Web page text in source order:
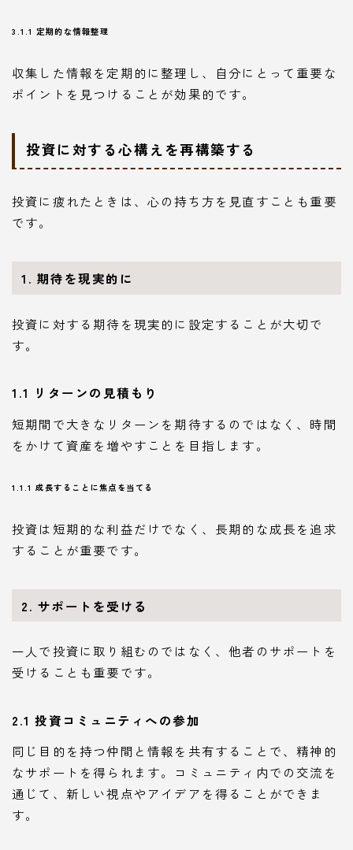
3.1.1 定期的な情報整理
収集した情報を定期的に整理し、自分にとって重要な
ポイントを見つけることが効果的です。
投資に対する心構えを再構築する
投資に疲れたときは、心の持ち方を見直すことも重要
です。
1. 期待を現実的に
投資に対する期待を現実的に設定することが大切で
す。
1.1 リターンの見積もり
短期間で大きなリターンを期待するのではなく、時間
をかけて資産を増やすことを目指します。
1.1.1 成長することに焦点を当てる
投資は短期的な利益だけでなく、長期的な成長を追求
することが重要です。
2. サポートを受ける
一人で投資に取り組むのではなく、他者のサポートを
受けることも重要です。
2.1 投資コミュニティへの参加
同じ目的を持つ仲間と情報を共有することで、精神的
なサポートを得られます。コミュニティ内での交流を
通じて、新しい視点やアイデアを得ることができま
す。